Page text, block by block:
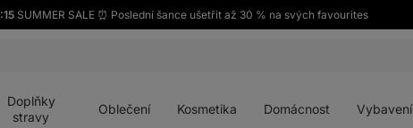
SUMMER SALE ⏰ Poslední šance ušetřit až 30 % na svých favourites
Doplňky
stravy
Oblečení Kosmetika Domácnost Vybavení